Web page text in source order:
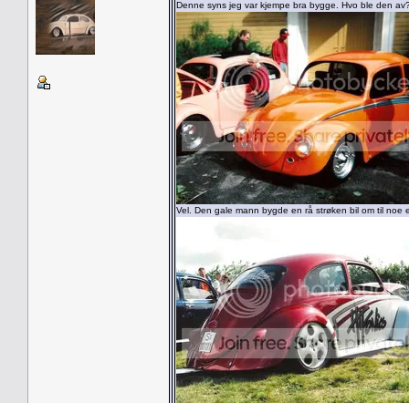
Denne syns jeg var kjempe bra bygge. Hvo ble den
Vel. Den gale mann bygde en rå strøken bil om til noe